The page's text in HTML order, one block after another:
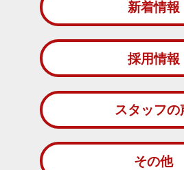
新着情報
採用情報
スタッフの
その他